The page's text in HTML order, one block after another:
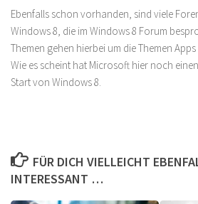
Ebenfalls schon vorhanden, sind viele
Windows 8, die im Windows 8 Forum
Themen gehen hierbei um die Themen
Wie es scheint hat Microsoft hier noch
Start von Windows 8.
FÜR DICH VIELLEICHT
INTERESSANT …